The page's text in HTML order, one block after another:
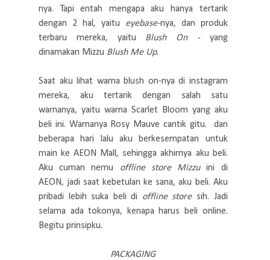
nya. Tapi entah mengapa aku hanya tertarik
dengan 2 hal, yaitu eyebase-nya, dan produk
terbaru mereka, yaitu Blush On - yang
dinamakan Mizzu Blush Me Up.
Saat aku lihat warna blush on-nya di instagram
mereka, aku tertarik dengan salah satu
warnanya, yaitu warna Scarlet Bloom yang aku
beli ini. Warnanya Rosy Mauve cantik gitu. dan
beberapa hari lalu aku berkesempatan untuk
main ke AEON Mall, sehingga akhirnya aku beli.
Aku cuman nemu offline store Mizzuini di
AEON, jadi saat kebetulan ke sana, aku beli. Aku
pribadi lebih suka beli di offline store sih. Jadi
selama ada tokonya, kenapa harus beli online.
Begitu prinsipku.
PACKAGING